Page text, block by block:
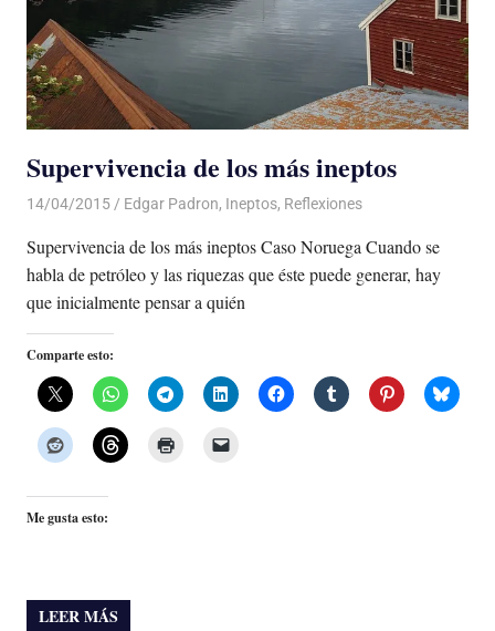
Supervivencia de los más ineptos
14/04/2015 Luis Castellanos
Edgar Padron, Ineptos, Reflexiones
Supervivencia de los más ineptos Caso Noruega Cuando se
habla de petróleo y las riquezas que éste puede generar, hay
que inicialmente pensar a quién
Comparte esto:
Me gusta esto:
LEER MÁS